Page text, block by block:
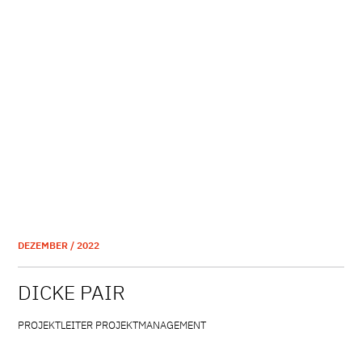
DEZEMBER / 2022
DICKE PAIR
PROJEKTLEITER PROJEKTMANAGEMENT